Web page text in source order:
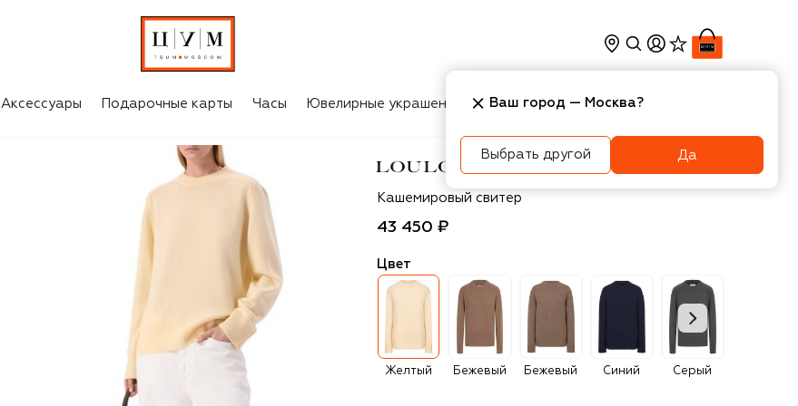
Аксессуары Подарочные карты Часы Ювелирные украшения Косметика Интерьер
Loulou de Saison
Кашемировый свитер
43 450 ₽
Цвет
Желтый Бежевый Бежевый Синий Серый
Ваш город — Москва?
Выбрать другой Да